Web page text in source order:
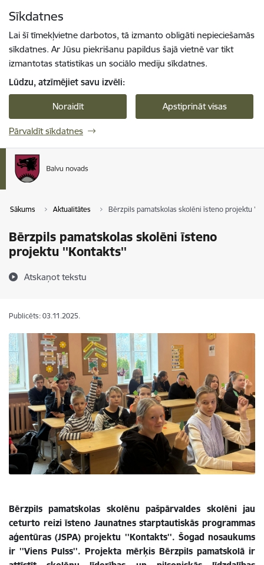
Sīkdatnes
Lai šī tīmekļvietne darbotos, tā izmanto obligāti nepieciešamās
sīkdatnes. Ar Jūsu piekrišanu papildus šajā vietnē var tikt
izmantotas statistikas un sociālo mediju sīkdatnes.
Lūdzu, atzīmējiet savu izvēli:
Noraidīt Apstiprināt visas
Pārvaldīt sīkdatnes
Sākums Aktualitātes Bērzpils pamatskolas skolēni īsteno projektu
Bērzpils pamatskolas skolēni īsteno
projektu ''Kontakts''
Atskaņot tekstu
Publicēts: 03.11.2025.
Bērzpils pamatskolas skolēnu pašpārvaldes skolēni jau
ceturto reizi īsteno Jaunatnes starptautiskās programmas
aģentūras (JSPA) projektu ''Kontakts''. Šogad nosaukums
ir ''Viens Pulss''. Projekta mērķis Bērzpils pamatskolā ir